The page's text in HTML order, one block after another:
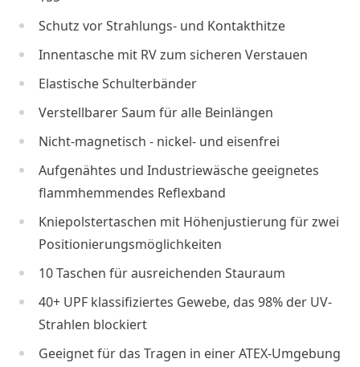
Schutz vor Strahlungs- und Kontakthitze
Innentasche mit RV zum sicheren Verstauen
Elastische Schulterbänder
Verstellbarer Saum für alle Beinlängen
Nicht-magnetisch - nickel- und eisenfrei
Aufgenähtes und Industriewäsche geeignetes
flammhemmendes Reflexband
Kniepolstertaschen mit Höhenjustierung für zwei
Positionierungsmöglichkeiten
10 Taschen für ausreichenden Stauraum
40+ UPF klassifiziertes Gewebe, das 98% der UV-
Strahlen blockiert
Geeignet für das Tragen in einer ATEX-Umgebung